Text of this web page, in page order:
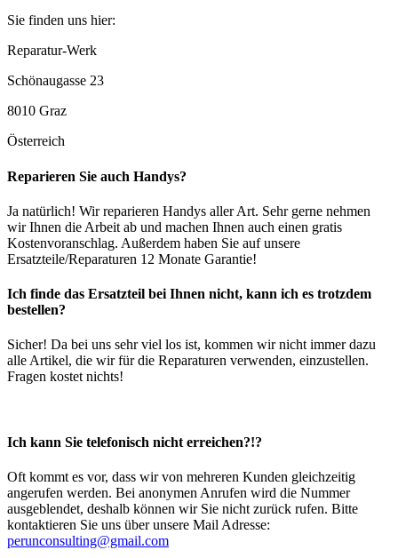
Sie finden uns hier:
Reparatur-Werk
Schönaugasse 23
8010 Graz
Österreich
Reparieren Sie auch Handys?
Ja natürlich! Wir reparieren Handys aller Art. Sehr gerne nehmen
wir Ihnen die Arbeit ab und machen Ihnen auch einen gratis
Kostenvoranschlag. Außerdem haben Sie auf unsere
Ersatzteile/Reparaturen 12 Monate Garantie!
Ich finde das Ersatzteil bei Ihnen nicht, kann ich es trotzdem
bestellen?
Sicher! Da bei uns sehr viel los ist, kommen wir nicht immer dazu
alle Artikel, die wir für die Reparaturen verwenden, einzustellen.
Fragen kostet nichts!
Ich kann Sie telefonisch nicht erreichen?!?
Oft kommt es vor, dass wir von mehreren Kunden gleichzeitig
angerufen werden. Bei anonymen Anrufen wird die Nummer
ausgeblendet, deshalb können wir Sie nicht zurück rufen. Bitte
kontaktieren Sie uns über unsere Mail Adresse:
perunconsulting@gmail.com